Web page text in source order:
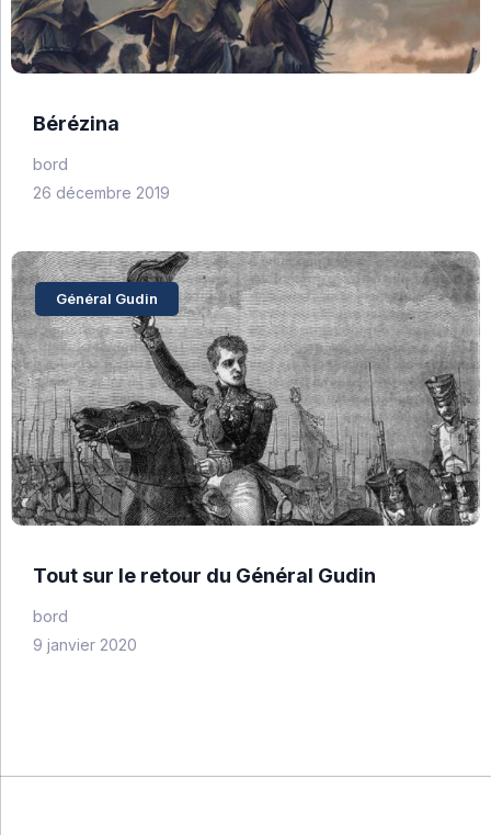
Bérézina
bord
26 décembre 2019
Général Gudin
Tout sur le retour du Général Gudin
bord
9 janvier 2020